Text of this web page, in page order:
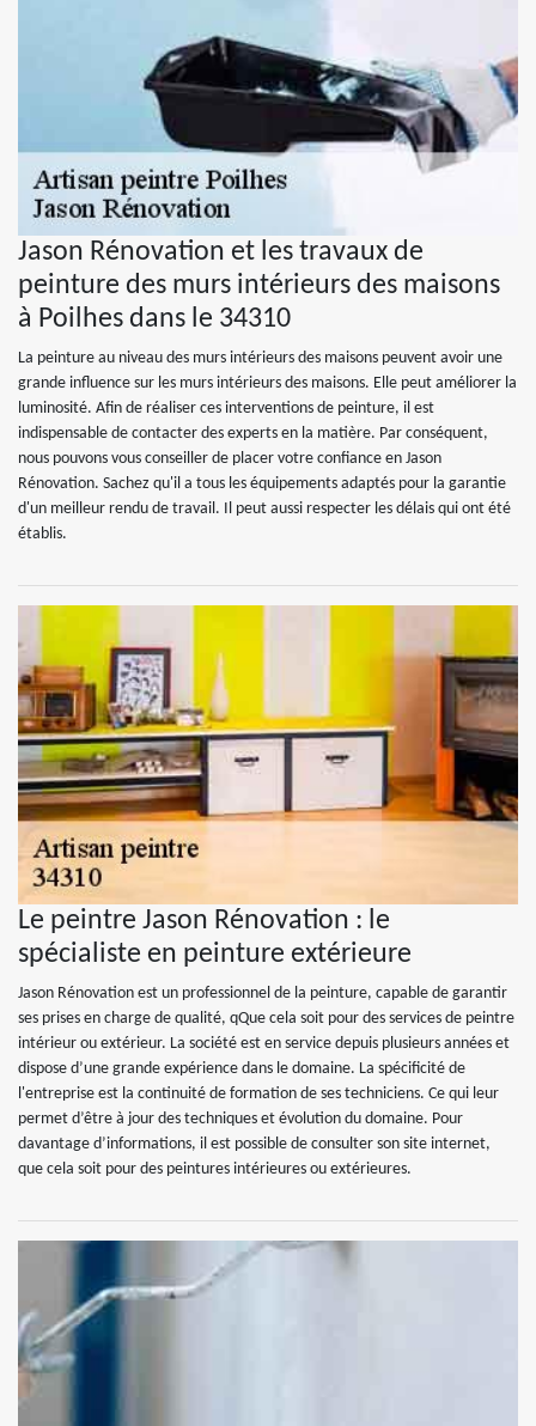
Jason Rénovation et les travaux de
peinture des murs intérieurs des maisons
à Poilhes dans le 34310
La peinture au niveau des murs intérieurs des maisons peuvent avoir une
grande influence sur les murs intérieurs des maisons. Elle peut améliorer la
luminosité. Afin de réaliser ces interventions de peinture, il est
indispensable de contacter des experts en la matière. Par conséquent,
nous pouvons vous conseiller de placer votre confiance en Jason
Rénovation. Sachez qu'il a tous les équipements adaptés pour la garantie
d'un meilleur rendu de travail. Il peut aussi respecter les délais qui ont été
établis.
Le peintre Jason Rénovation : le
spécialiste en peinture extérieure
Jason Rénovation est un professionnel de la peinture, capable de garantir
ses prises en charge de qualité, qQue cela soit pour des services de peintre
intérieur ou extérieur. La société est en service depuis plusieurs années et
dispose d’une grande expérience dans le domaine. La spécificité de
l'entreprise est la continuité de formation de ses techniciens. Ce qui leur
permet d’être à jour des techniques et évolution du domaine. Pour
davantage d’informations, il est possible de consulter son site internet,
que cela soit pour des peintures intérieures ou extérieures.